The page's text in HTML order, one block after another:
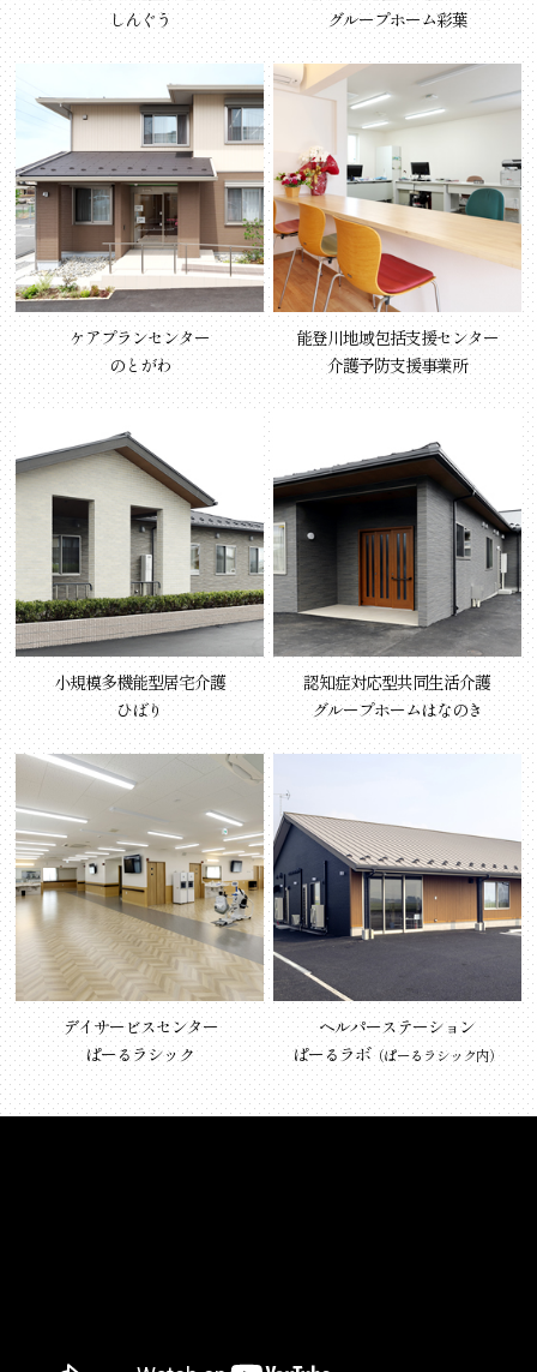
しんぐう
グループホーム彩葉
ケアプランセンター
のとがわ
能登川地域包括支援センター
介護予防支援事業所
小規模多機能型居宅介護
ひばり
認知症対応型共同生活介護
グループホームはなのき
デイサービスセンター
ぱーるラシック
ヘルパーステーション
ぱーるラボ（ぱーるラシック内）